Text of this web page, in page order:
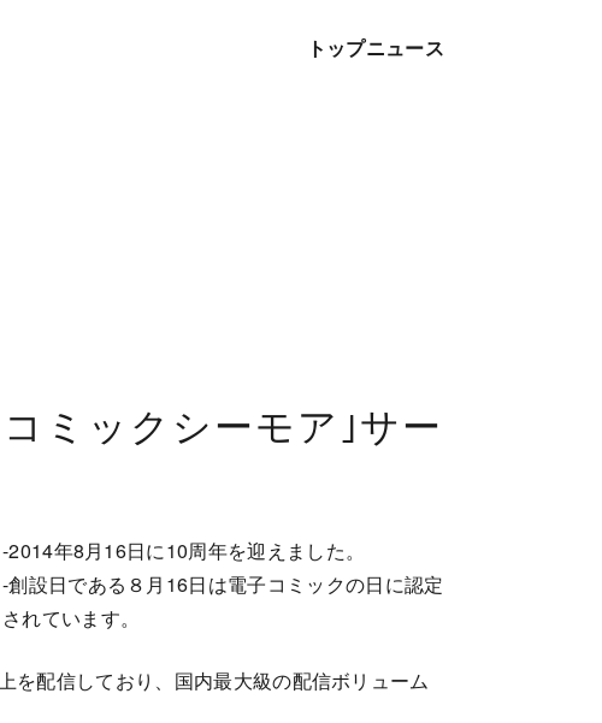
トップニュース
ミックシーモア｣サー
-2014年8月16日に10周年を迎えました。
-創設日である８月16日は電子コミックの日に認定
されています。
を配信しており、国内最大級の配信ボリューム